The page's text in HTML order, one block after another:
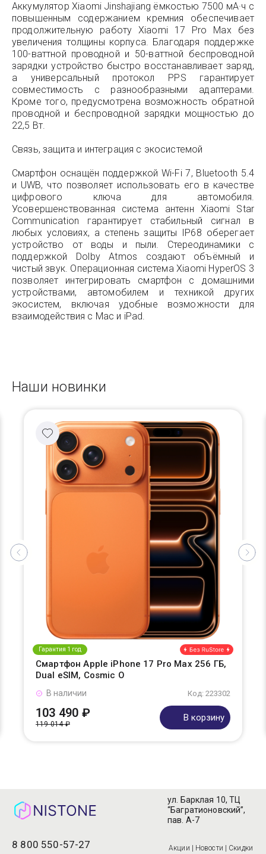
Аккумулятор Xiaomi Jinshajiang ёмкостью 7500 мА·ч с
повышенным содержанием кремния обеспечивает
продолжительную работу Xiaomi 17 Pro Max без
увеличения толщины корпуса. Благодаря поддержке
100-ваттной проводной и 50-ваттной беспроводной
зарядки устройство быстро восстанавливает заряд,
а универсальный протокол PPS гарантирует
совместимость с разнообразными адаптерами.
Кроме того, предусмотрена возможность обратной
проводной и беспроводной зарядки мощностью до
22,5 Вт.
Связь, защита и интеграция с экосистемой
Смартфон оснащён поддержкой Wi-Fi 7, Bluetooth 5.4
и UWB, что позволяет использовать его в качестве
цифрового ключа для автомобиля.
Усовершенствованная система антенн Xiaomi Star
Communication гарантирует стабильный сигнал в
любых условиях, а степень защиты IP68 оберегает
устройство от воды и пыли. Стереодинамики с
поддержкой Dolby Atmos создают объёмный и
чистый звук. Операционная система Xiaomi HyperOS 3
позволяет интегрировать смартфон с домашними
устройствами, автомобилем и техникой других
экосистем, включая удобные возможности для
взаимодействия с Mac и iPad.
Наши новинки
Гарантия 1 год
Смартфон Apple iPhone 17 Pro Max 256 ГБ,
Dual eSIM, Cosmic O
Код: 223302
В наличии
103 490 ₽
119 014 ₽
В корзину
8 800 550-57-27
ул. Барклая 10, ТЦ
“Багратионовский”,
пав. А-7
Акции | Новости | Скидки